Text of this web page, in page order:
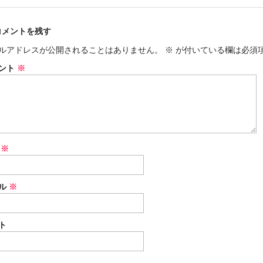
メントを残す
アドレスが公開されることはありません。
※ が付いている欄は必須
ト ※
※
※